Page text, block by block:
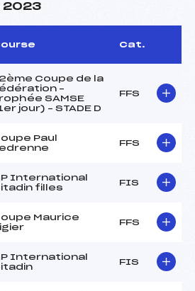
2023
Cat.
Coupe de la
–
SAMSE
jour) – STADE D
FFS
Paul
FFS
International
filles
FIS
Maurice
FFS
International
FIS